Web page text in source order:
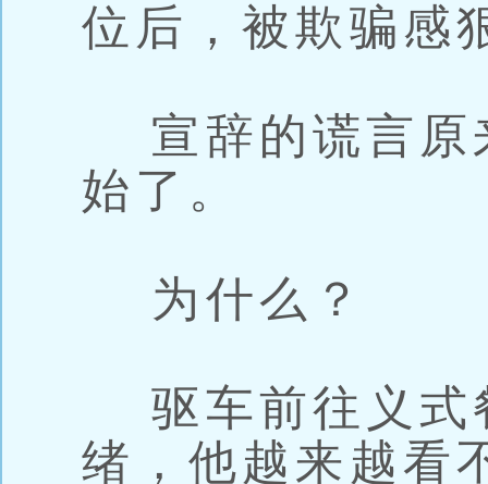
位后，被欺骗感
宣辞的谎言原
始了。
为什么？
驱车前往义式
绪，他越来越看